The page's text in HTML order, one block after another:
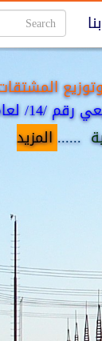
لعام 2009.
...... المزيد